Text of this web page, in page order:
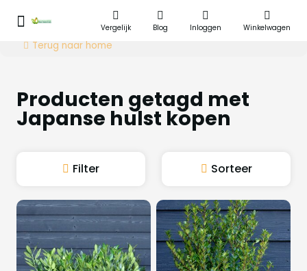
Vergelijk Blog Inloggen Winkelwagen
Terug naar home
Producten getagd met
Japanse hulst kopen
Filter Sorteer